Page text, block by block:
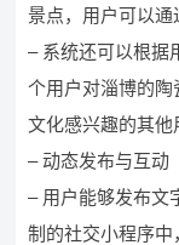
景点，用户可以通
– 系统还可以根据
个用户对淄博的
文化感兴趣的其他
– 动态发布与互动
– 用户能够发布文
制的社交小程序